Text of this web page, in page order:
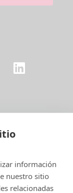
información
nuestro sitio
relacionadas